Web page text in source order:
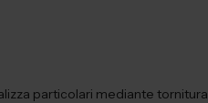
particolari mediante tornitura